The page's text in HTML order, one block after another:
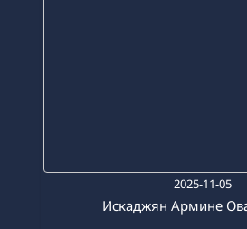
2025-11-05
Искаджян Армине